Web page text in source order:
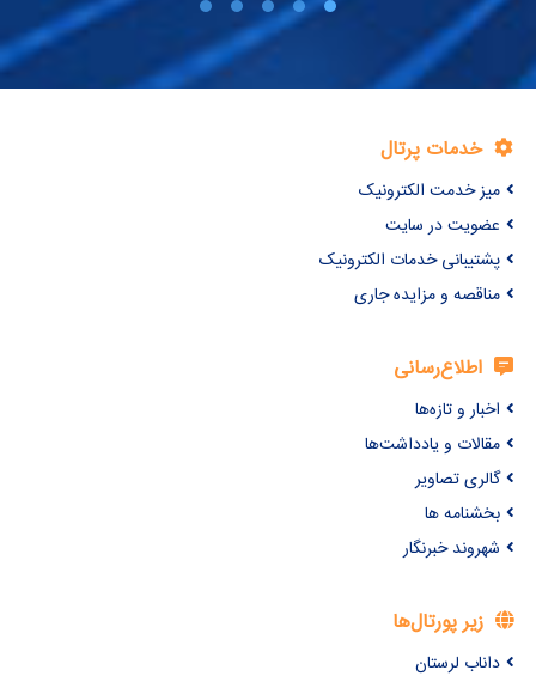
خدمات پرتال
میز خدمت الکترونیک
عضویت در سایت
پشتیبانی خدمات الکترونیک
مناقصه و مزایده جاری
اطلاع‌رسانی
اخبار و تازه‌ها
مقالات و یادداشت‌ها
گالری تصاویر
بخشنامه ها
شهروند خبرنگار
زیر پورتال‌ها
داناب لرستان